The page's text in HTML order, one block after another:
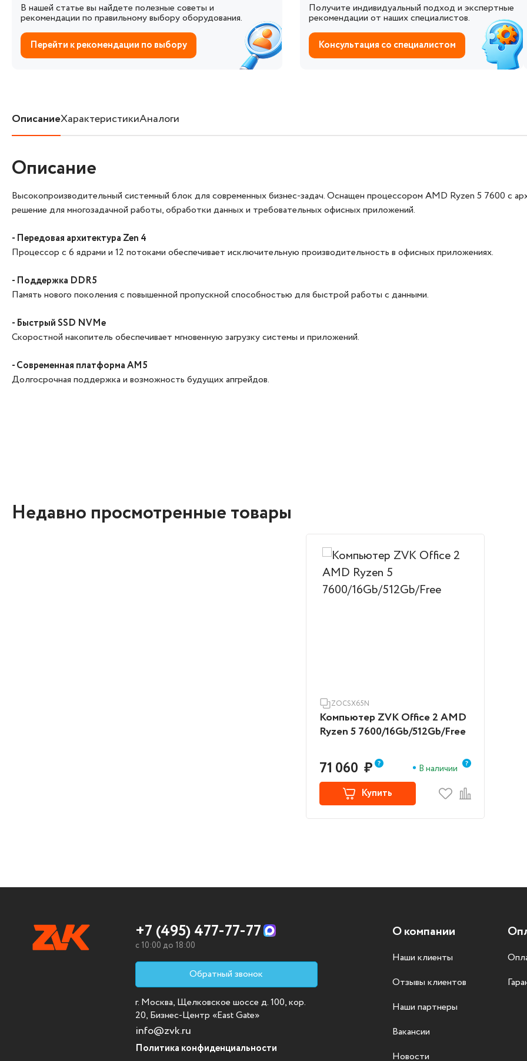
Получите индивидуальный подход и экспертные
рекомендации от наших специалистов.
Консультация со специалистом
В нашей статье вы найдете полезные советы и
рекомендации по правильному выбору оборудования.
Перейти к рекомендации по выбору
ОписаниеХарактеристикиАналоги
Описание
Высокопроизводительный системный блок для современных бизнес-задач. Оснащен процессором AMD Ryzen 5 7600 с
решение для многозадачной работы, обработки данных и требовательных офисных приложений.
- Передовая архитектура Zen 4
Процессор с 6 ядрами и 12 потоками обеспечивает исключительную производительность в офисных приложениях.
- Поддержка DDR5
Память нового поколения с повышенной пропускной способностью для быстрой работы с данными.
- Быстрый SSD NVMe
Скоростной накопитель обеспечивает мгновенную загрузку системы и приложений.
- Современная платформа AM5
Долгосрочная поддержка и возможность будущих апгрейдов.
Недавно просмотренные товары
ZOCSX65N
Компьютер ZVK Office 2 AMD
Ryzen 5 7600/16Gb/512Gb/Free
71 060 ₽ В наличии
Купить
+7 (495) 477-77-77
c 10:00 до 18:00
Обратный звонок
г. Москва, Щелковское шоссе д. 100, кор.
20, Бизнес-Центр «East Gate»
info@zvk.ru
Политика конфиденциальности
О компании
Наши клиенты
Отзывы клиентов
Наши партнеры
Вакансии
Новости